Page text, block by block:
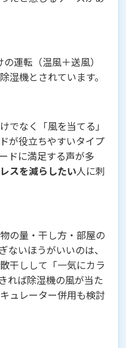
運転（温風＋送風）
湿機とされています。
でなく「風を当てる」
が役立ちやすいタイプ
ドに満足する声が多
スを減らしたい人に刺
の量・干し方・部屋の
ないほうがいいのは、
干しして「一気にカラ
れば除湿機の風が当た
ュレーター併用も検討